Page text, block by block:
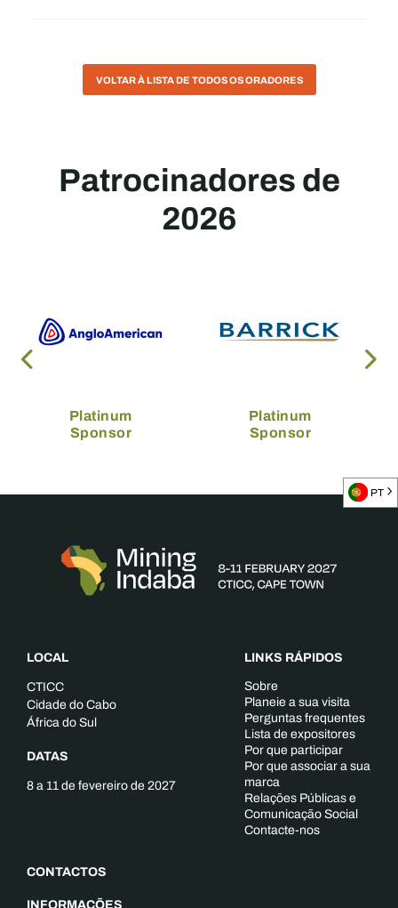
VOLTAR À LISTA DE TODOS OS ORADORES
Patrocinadores de
2026
Platinum
Sponsor
Platinum
Sponsor
LOCAL
CTICC
Cidade do Cabo
África do Sul
DATAS
8 a 11 de fevereiro de 2027
CONTACTOS
LINKS RÁPIDOS
Sobre
Planeie a sua visita
Perguntas frequentes
Lista de expositores
Por que participar
Por que associar a sua
marca
Relações Públicas e
Comunicação Social
Contacte-nos
PT